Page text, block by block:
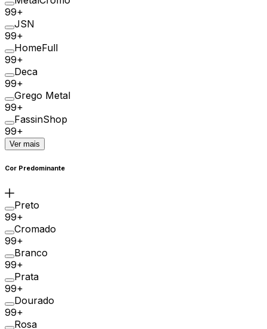
99+
JSN
99+
HomeFull
99+
Deca
99+
Grego Metal
99+
FassinShop
99+
Ver mais
Cor Predominante
Preto
99+
Cromado
99+
Branco
99+
Prata
99+
Dourado
99+
Rosa